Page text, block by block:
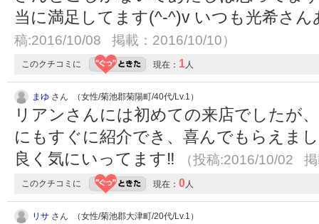
当に満足してます(^-^)v いつも光希さ
稿:2016/10/08 掲載：2016/10/10）
このクチコミに 現在： 1人
まゆ さん （女性/菊池郡菊陽町/40代/Lv.1）
リアンさんには初めての来店でしたが
にもすぐに紹介でき、喜んでもらえま
良く気にいってます‼️
（投稿:2016/10/02
このクチコミに 現在： 0人
リサ さん （女性/菊池郡大津町/20代/Lv.1）